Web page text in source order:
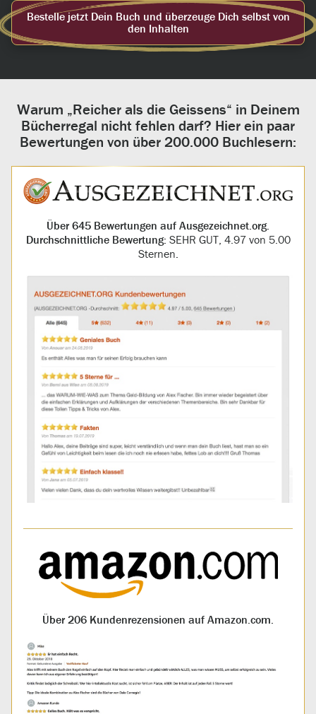
Bestelle jetzt Dein Buch und überzeuge Dich selbst von
den Inhalten
Warum „Reicher als die Geissens“ in Deinem
Bücherregal nicht fehlen darf? Hier ein paar
Bewertungen von über 200.000 Buchlesern:
Über 645 Bewertungen auf Ausgezeichnet.org.
Durchschnittliche Bewertung: SEHR GUT, 4.97 von 5.00
Sternen.
Über 206 Kundenrezensionen auf Amazon.com.